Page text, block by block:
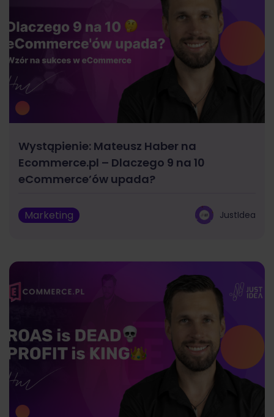
Wystąpienie: Mateusz Haber na
Ecommerce.pl – Dlaczego 9 na 10
eCommerce’ów upada?
Marketing JustIdea